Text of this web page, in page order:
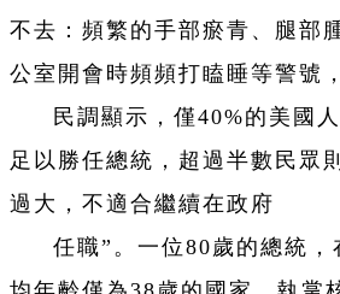
不去：頻繁的手部瘀青、腿部
公室開會時頻頻打瞌睡等警號
民調顯示，僅40%的美國
足以勝任總統，超過半數民眾
過大，不適合繼續在政府
任職”。一位80歲的總統